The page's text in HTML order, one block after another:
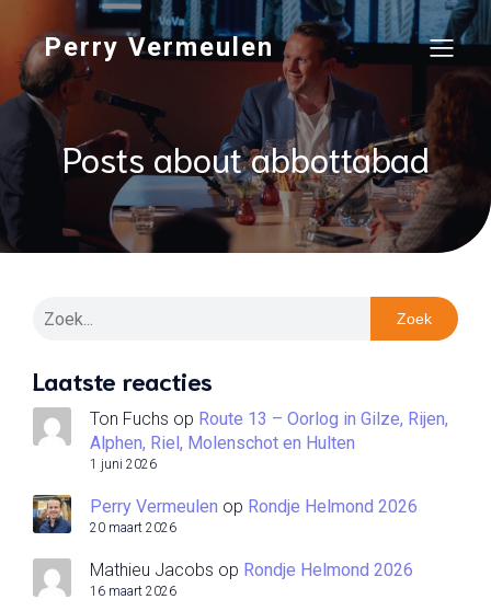
Perry Vermeulen
Posts about abbottabad
Zoek
Laatste reacties
Ton Fuchs op Route 13 – Oorlog in Gilze, Rijen,
Alphen, Riel, Molenschot en Hulten
1 juni 2026
Perry Vermeulen op Rondje Helmond 2026
20 maart 2026
Mathieu Jacobs op Rondje Helmond 2026
16 maart 2026